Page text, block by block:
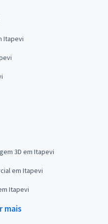
Itapevi
3D em Itapevi
em Itapevi
Itapevi
mais